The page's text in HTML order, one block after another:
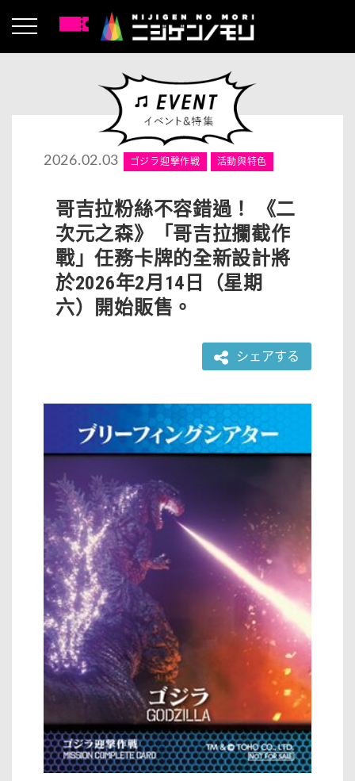
2026.02.03 ゴジラ迎撃作戦 活動與特色
哥吉拉粉絲不容錯過！ 《二
次元之森》「哥吉拉攔截作
戰」任務卡牌的全新設計將
於2026年2月14日（星期
六）開始販售。
シェアする